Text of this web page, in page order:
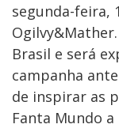
segunda-feira,
Brasil e será
campanha
de inspirar as
Fanta Mundo